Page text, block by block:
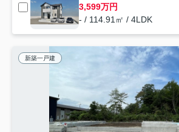
3,599万円
- / 114.91㎡ / 4LDK
新築一戸建